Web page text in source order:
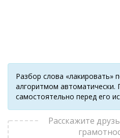
Разбор слова «лакировать»
алгоритмом автоматически.
самостоятельно перед его
Расскажите